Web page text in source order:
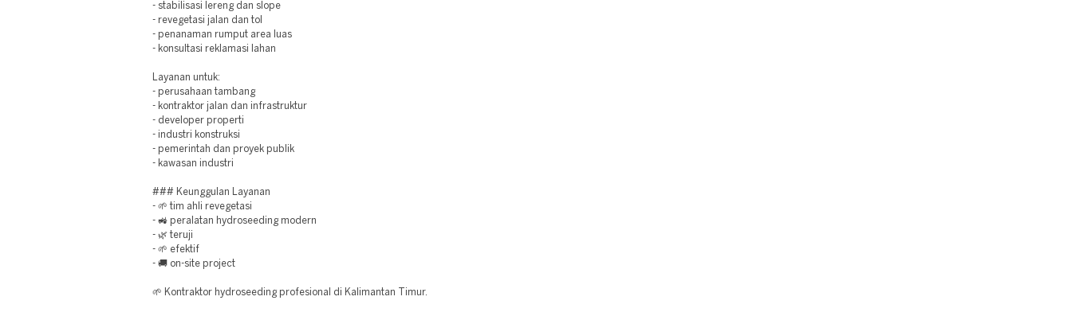
- stabilisasi lereng dan slope
- revegetasi jalan dan tol
- penanaman rumput area luas
- konsultasi reklamasi lahan
Layanan untuk:
- perusahaan tambang
- kontraktor jalan dan infrastruktur
- developer properti
- industri konstruksi
- pemerintah dan proyek publik
- kawasan industri
### Keunggulan Layanan
- 🌱 tim ahli revegetasi
- 🚜 peralatan hydroseeding modern
- 🌿 teruji
- 🌱 efektif
- 🚚 on-site project
🌱 Kontraktor hydroseeding profesional di Kalimantan Timur.